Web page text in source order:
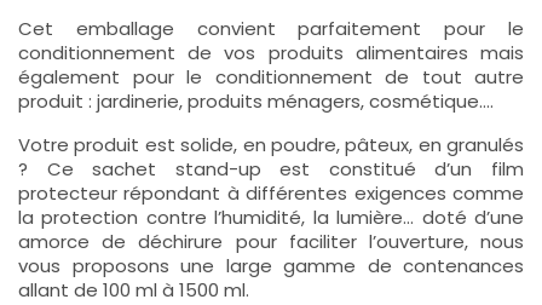
Cet emballage convient parfaitement pour le
conditionnement de vos produits alimentaires mais
également pour le conditionnement de tout autre
produit : jardinerie, produits ménagers, cosmétique….
Votre produit est solide, en poudre, pâteux, en granulés
? Ce sachet stand-up est constitué d’un film
protecteur répondant à différentes exigences comme
la protection contre l’humidité, la lumière… doté d’une
amorce de déchirure pour faciliter l’ouverture, nous
vous proposons une large gamme de contenances
allant de 100 ml à 1500 ml.